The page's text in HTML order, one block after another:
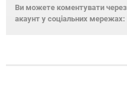
Ви можете коментувати через
акаунт у соціальних мережах: